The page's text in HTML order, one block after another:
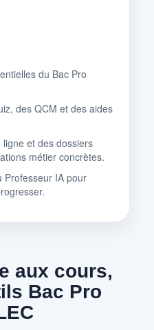
du Bac Pro
des QCM et des aides
et des dossiers
métier concrètes.
Professeur IA pour
aux cours,
Bac Pro